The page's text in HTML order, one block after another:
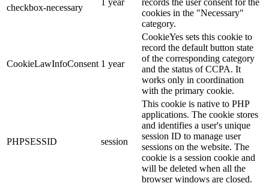
checkbox-necessary
cookies in the "Necessary"
category.
CookieLawInfoConsent 1 year
CookieYes sets this cookie to
record the default button state
of the corresponding category
and the status of CCPA. It
works only in coordination
with the primary cookie.
PHPSESSID session
This cookie is native to PHP
applications. The cookie stores
and identifies a user's unique
session ID to manage user
sessions on the website. The
cookie is a session cookie and
will be deleted when all the
browser windows are closed.